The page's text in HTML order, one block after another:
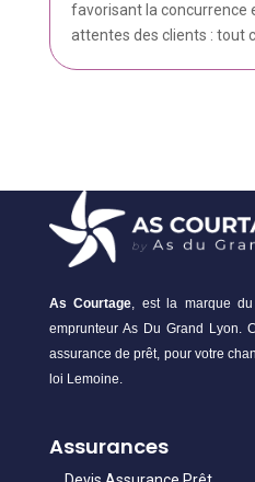
favorisant la concurrence
attentes des clients : tout
As Courtage, est la marque du
emprunteur As Du Grand Lyon.
assurance de prêt, pour votre
loi Lemoine.
Assurances